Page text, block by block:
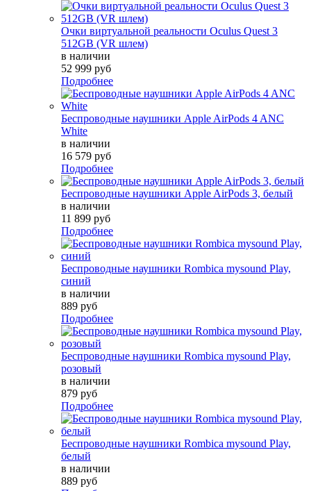
Очки виртуальной реальности Oculus Quest 3
512GB (VR шлем)
в наличии
52 999 руб
Подробнее
Беспроводные наушники Apple AirPods 4 ANC
White
в наличии
16 579 руб
Подробнее
Беспроводные наушники Apple AirPods 3, белый
в наличии
11 899 руб
Подробнее
Беспроводные наушники Rombica mysound Play,
синий
в наличии
889 руб
Подробнее
Беспроводные наушники Rombica mysound Play,
розовый
в наличии
879 руб
Подробнее
Беспроводные наушники Rombica mysound Play,
белый
в наличии
889 руб